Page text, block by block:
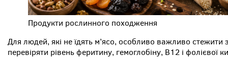
Продукти рослинного походження
Для людей, які не їдять м’ясо, особливо важливо стежити
перевіряти рівень феритину, гемоглобіну, B12 і фолієвої